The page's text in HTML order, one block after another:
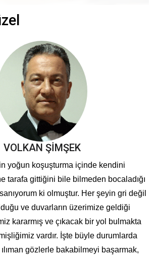
VOLKAN ŞİMŞEK
yoğun koşuşturma içinde kendini
tarafa gittiğini bile bilmeden bocaladığı
ki olmuştur. Her şeyin gri değil
ve duvarların üzerimize geldiği
kararmış ve çıkacak bir yol bulmakta
vardır. İşte büyle durumlarda
gözlerle bakabilmeyi başarmak,